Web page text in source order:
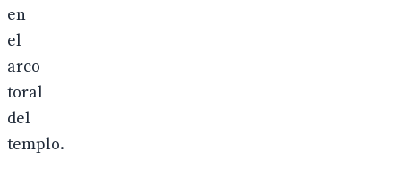
en
el
arco
toral
del
templo.